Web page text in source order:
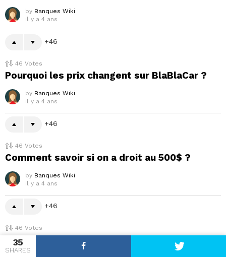
35
SHARES
by Banques Wiki
il y a 4 ans
46
46 Votes
Pourquoi les prix changent sur BlaBlaCar ?
by Banques Wiki
il y a 4 ans
46
46 Votes
Comment savoir si on a droit au 500$ ?
by Banques Wiki
il y a 4 ans
46
46 Votes
Comment ajouter une carte Sodexo sur
Deliveroo ?